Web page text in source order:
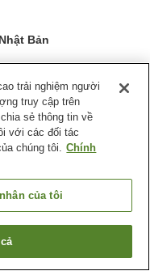
Bản
Thành phố Myoko
trải nghiệm người
truy cập trên
sẻ thông tin về
với các đối tác
chúng tôi. Chính
của tôi